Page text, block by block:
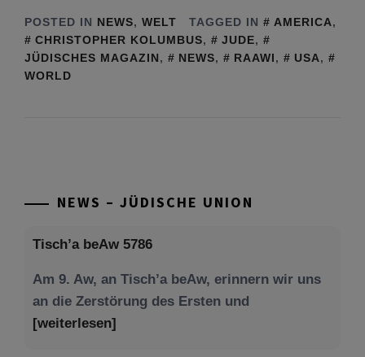
POSTED IN NEWS, WELT TAGGED IN AMERICA,
CHRISTOPHER KOLUMBUS, JUDE,
JÜDISCHES MAGAZIN, NEWS, RAAWI, USA,
WORLD
NEWS – JÜDISCHE UNION
Tisch’a beAw 5786
Am 9. Aw, an Tisch’a beAw, erinnern wir uns
an die Zerstörung des Ersten und
[weiterlesen]